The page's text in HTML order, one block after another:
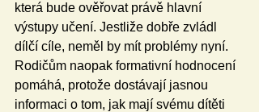
která bude ověřovat právě hlavní
výstupy učení. Jestliže dobře zvládl
dílčí cíle, neměl by mít problémy nyní.
Rodičům naopak formativní hodnocení
pomáhá, protože dostávají jasnou
informaci o tom, jak mají svému dítěti